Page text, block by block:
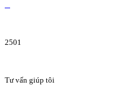
2501
Tư vấn giúp tôi